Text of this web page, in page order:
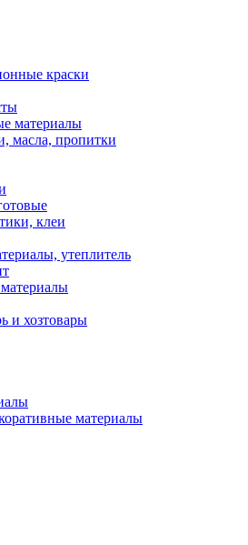
краски
материалы
масла, пропитки
клеи
утеплитель
и хозтовары
материалы